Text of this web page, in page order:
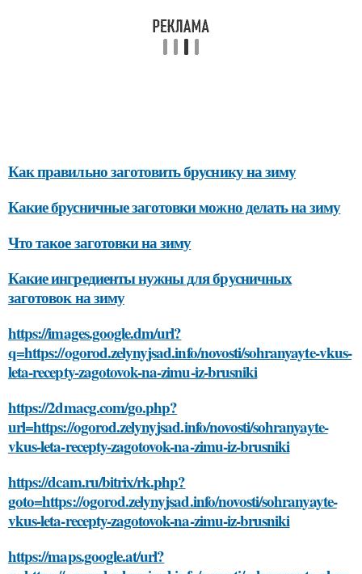
Как правильно заготовить бруснику на зиму
Какие брусничные заготовки можно делать на зиму
Что такое заготовки на зиму
Какие ингредиенты нужны для брусничных
заготовок на зиму
https://images.google.dm/url?
q=https://ogorod.zelynyjsad.info/novosti/sohranyayte-vkus-
leta-recepty-zagotovok-na-zimu-iz-brusniki
https://2dmacg.com/go.php?
url=https://ogorod.zelynyjsad.info/novosti/sohranyayte-
vkus-leta-recepty-zagotovok-na-zimu-iz-brusniki
https://dcam.ru/bitrix/rk.php?
goto=https://ogorod.zelynyjsad.info/novosti/sohranyayte-
vkus-leta-recepty-zagotovok-na-zimu-iz-brusniki
https://maps.google.at/url?